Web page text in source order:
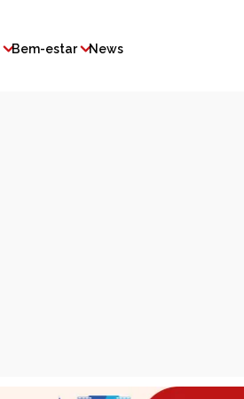
Bem-estar News